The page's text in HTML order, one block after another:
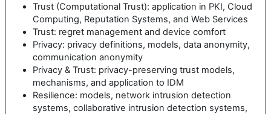
Trust (Computational Trust): application in PKI, Cloud
Computing, Reputation Systems, and Web Services
Trust: regret management and device comfort
Privacy: privacy definitions, models, data anonymity,
communication anonymity
Privacy & Trust: privacy-preserving trust models,
mechanisms, and application to IDM
Resilience: models, network intrusion detection
systems, collaborative intrusion detection systems,